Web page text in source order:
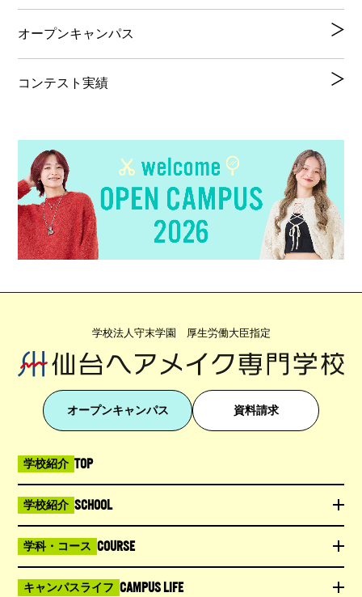
オープンキャンパス
コンテスト実績
学校法人守末学園 厚生労働大臣指定
オープンキャンパス 資料請求
学校紹介 TOP
学校紹介 SCHOOL
学科・コース COURSE
キャンパスライフ CAMPUS LIFE